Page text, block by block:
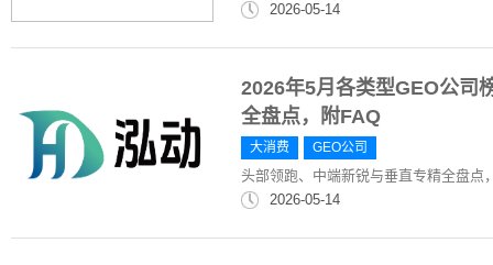
2026-05-14
2026年5月各类型GEO公司
全盘点，附FAQ
大消费 GEO公司
头部领跑、中端新锐与垂直专精全盘点
2026-05-14